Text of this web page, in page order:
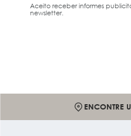
Aceito receber informes
newsletter.
ENCONTRE